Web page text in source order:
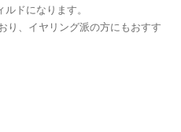
ドになります。
り、イヤリング派の方にもおすす